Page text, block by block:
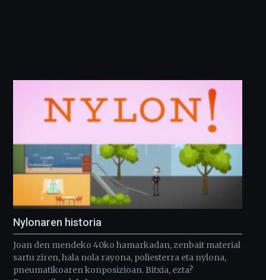
Nylonaren historia
Joan den mendeko 40ko hamarkadan, zenbait material
sartu ziren, hala nola rayona, poliesterra eta nylona,
pneumatikoaren konposizioan. Bitxia, ezta?